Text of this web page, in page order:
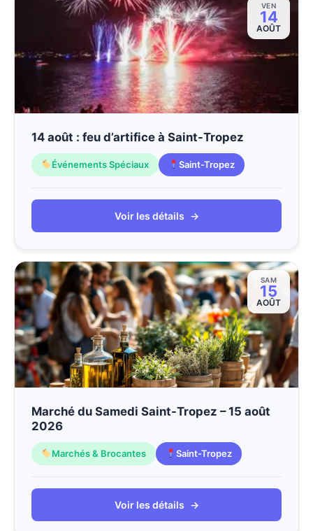
VEN
14
AOÛT
14 août : feu d’artifice à Saint-Tropez
Événements Spéciaux Saint-Tropez
Voir les détails →
SAM
15
AOÛT
Marché du Samedi Saint-Tropez – 15 août
2026
Marchés & Brocantes Saint-Tropez
Voir les détails →